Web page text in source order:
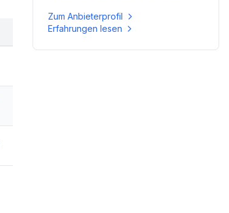
Zum Anbieterprofil
Erfahrungen lesen